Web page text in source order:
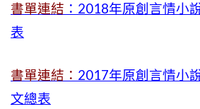
書單連結 ：2018年原創言情小
表
書單連結： 2017年原創言情小
文總表